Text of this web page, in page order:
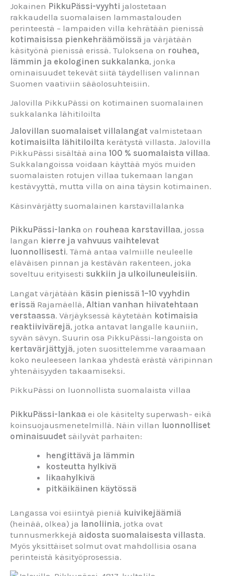
Jokainen PikkuPässi-vyyhti jalostetaan
rakkaudella suomalaisen lammastalouden
perinteestä – lampaiden villa kehrätään pienissä
kotimaisissa pienkehräämöissä ja värjätään
käsityönä pienissä erissä. Tuloksena on rouhea,
lämmin ja ekologinen sukkalanka, jonka
ominaisuudet tekevät siitä täydellisen valinnan
Suomen vaativiin sääolosuhteisiin.
Jalovilla PikkuPässi on kotimainen suomalainen
sukkalanka lähitiloilta
Jalovillan suomalaiset villalangat valmistetaan
kotimaisilta lähitiloilta kerätystä villasta. Jalovilla
PikkuPässi sisältää aina 100 % suomalaista villaa.
Sukkalangoissa voidaan käyttää myös muiden
suomalaisten rotujen villaa tukemaan langan
kestävyyttä, mutta villa on aina täysin kotimainen.
Käsinvärjätty suomalainen karstavillalanka
PikkuPässi-lanka on rouheaa karstavillaa, jossa
langan kierre ja vahvuus vaihtelevat
luonnollisesti. Tämä antaa valmiille neuleelle
eläväisen pinnan ja kestävän rakenteen, joka
soveltuu erityisesti sukkiin ja ulkoiluneuleisiin.
Langat värjätään käsin pienissä 1–10 vyyhdin
erissä Rajamäellä, Altian vanhan hiivatehtaan
verstaassa. Värjäyksessä käytetään kotimaisia
reaktiivivärejä, jotka antavat langalle kauniin,
syvän sävyn. Suurin osa PikkuPässi-langoista on
kertavärjättyjä, joten suosittelemme varaamaan
koko neuleeseen lankaa yhdestä erästä väripinnan
yhtenäisyyden takaamiseksi.
PikkuPässi on luonnollista suomalaista villaa
PikkuPässi-lankaa ei ole käsitelty superwash- eikä
koinsuojausmenetelmillä. Näin villan luonnolliset
ominaisuudet säilyvät parhaiten:
hengittävä ja lämmin
kosteutta hylkivä
likaahylkivä
pitkäikäinen käytössä
Langassa voi esiintyä pieniä kuivikejäämiä
(heinää, olkea) ja lanoliinia, jotka ovat
tunnusmerkkejä aidosta suomalaisesta villasta.
Myös yksittäiset solmut ovat mahdollisia osana
perinteistä käsityöprosessia.